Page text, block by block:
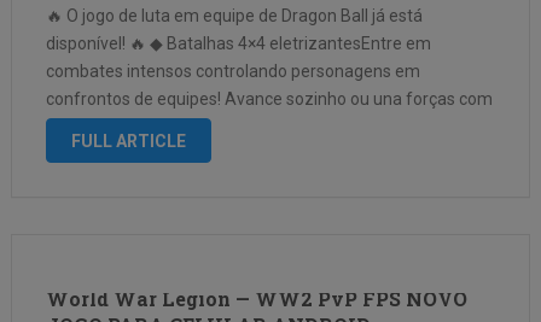
🔥 O jogo de luta em equipe de Dragon Ball já está
disponível! 🔥 ◆ Batalhas 4×4 eletrizantesEntre em
combates intensos controlando personagens em
confrontos de equipes! Avance sozinho ou una forças com
seus aliados para conquistar a base inimiga. Domine Heróis
FULL ARTICLE
World War Legion — WW2 PvP FPS NOVO